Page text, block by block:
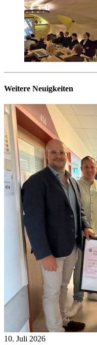
Weitere Neuigkeiten
10. Juli 2026